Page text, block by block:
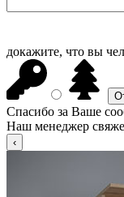
докажите, что вы
Спасибо за Ваше
Наш менеджер